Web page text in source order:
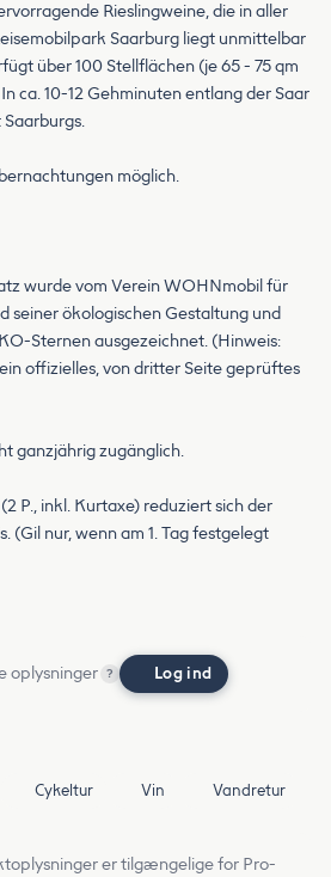
Rieslingweine, die in aller
Saarburg liegt unmittelbar
über 100 Stellflächen (je 65 - 75 qm
ca. 10-12 Gehminuten entlang der Saar
möglich.
wurde vom Verein WOHNmobil für
seiner ökologischen Gestaltung und
Sternen ausgezeichnet. (Hinweis:
offizielles, von dritter Seite geprüftes
ganzjährig zugänglich.
P., inkl. Kurtaxe) reduziert sich der
(Gil nur, wenn am 1. Tag festgelegt
oplysninger ? Log ind
Cykeltur Vin Vandretur
er tilgængelige for Pro-